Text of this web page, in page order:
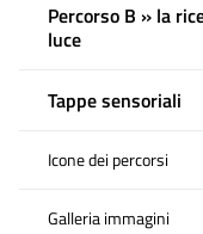
Percorso B » la
luce
Tappe sensoriali
Icone dei percorsi
Galleria immagini